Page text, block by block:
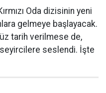
Oda dizisinin yeni
gelmeye başlayacak.
tarih verilmese de,
seslendi. İşte